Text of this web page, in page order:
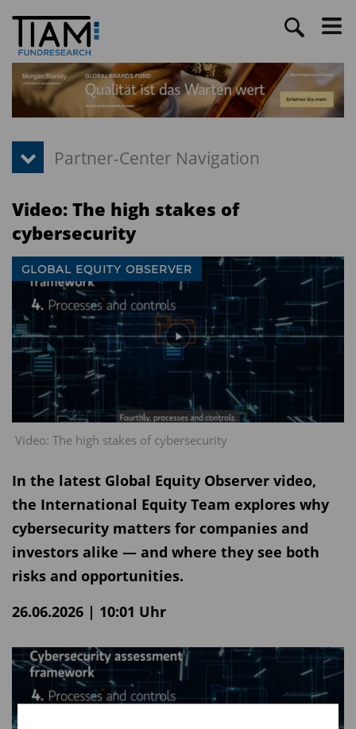
Video: The high stakes of
cybersecurity
Video: The high stakes of cybersecurity
GLOBAL EQUITY OBSERVER
In the latest Global Equity Observer video,
the International Equity Team explores why
cybersecurity matters for companies and
investors alike — and where they see both
risks and opportunities.
26.06.2026 | 10:01 Uhr